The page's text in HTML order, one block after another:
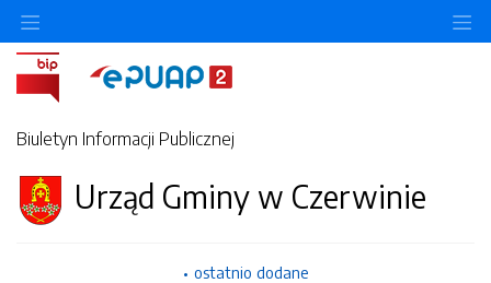
Biuletyn Informacji Publicznej
Urząd Gminy w Czerwinie
ostatnio dodane